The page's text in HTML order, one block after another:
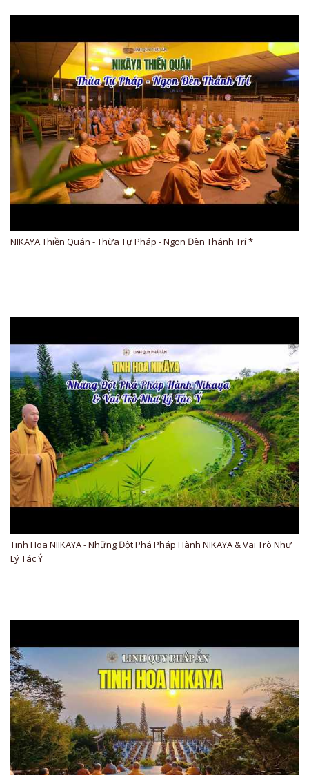
NIKAYA Thiền Quán - Thừa Tự Pháp - Ngọn Đèn Thánh Trí *
Tinh Hoa NIIKAYA - Những Đột Phá Pháp Hành NIKAYA & Vai Trò Như
Lý Tác Ý